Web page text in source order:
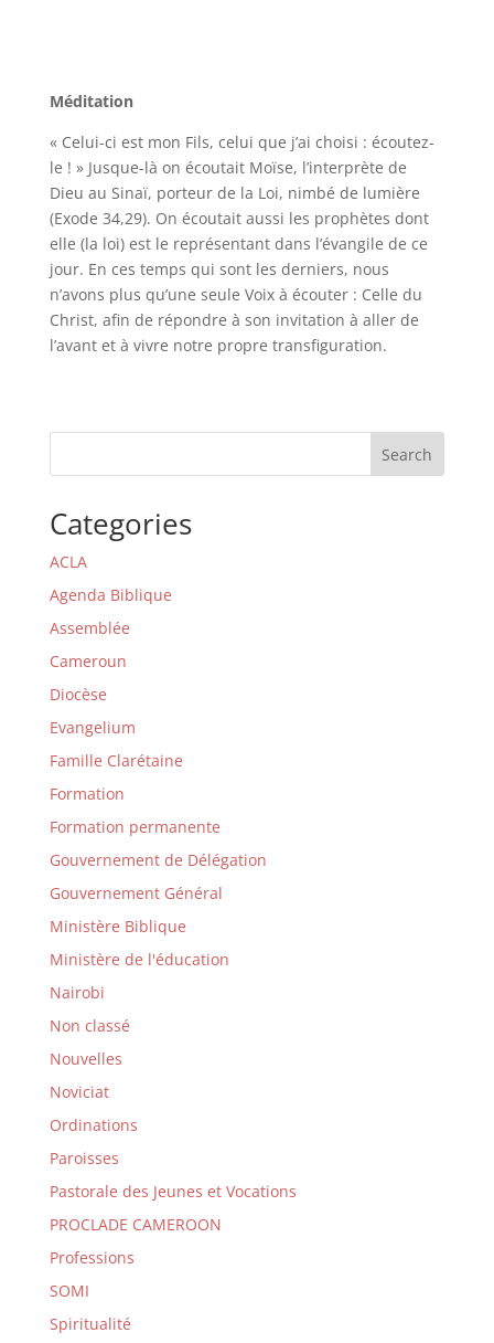
Méditation
« Celui-ci est mon Fils, celui que j’ai choisi : écoutez-
le ! » Jusque-là on écoutait Moïse, l’interprète de
Dieu au Sinaï, porteur de la Loi, nimbé de lumière
(Exode 34,29). On écoutait aussi les prophètes dont
elle (la loi) est le représentant dans l’évangile de ce
jour. En ces temps qui sont les derniers, nous
n’avons plus qu’une seule Voix à écouter : Celle du
Christ, afin de répondre à son invitation à aller de
l’avant et à vivre notre propre transfiguration.
Search
Categories
ACLA
Agenda Biblique
Assemblée
Cameroun
Diocèse
Evangelium
Famille Clarétaine
Formation
Formation permanente
Gouvernement de Délégation
Gouvernement Général
Ministère Biblique
Ministère de l'éducation
Nairobi
Non classé
Nouvelles
Noviciat
Ordinations
Paroisses
Pastorale des Jeunes et Vocations
PROCLADE CAMEROON
Professions
SOMI
Spiritualité